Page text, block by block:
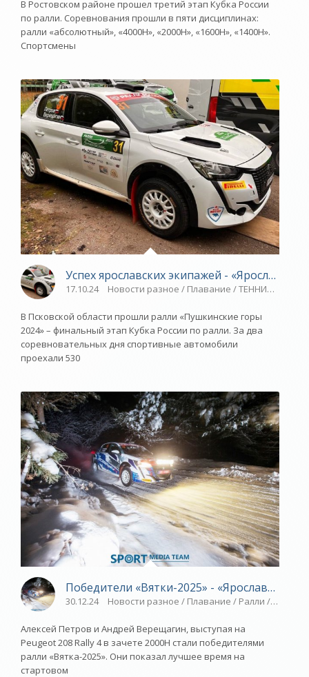
В Ростовском районе прошел третий этап Кубка России
по ралли. Соревнования прошли в пяти дисциплинах:
ралли «абсолютный», «4000Н», «2000Н», «1600Н», «1400Н».
Спортсмены
Успех ярославских экипажей -
17.10.24 Новости разное / Плавание / ТЕННИС /
В Псковской области прошли ралли «Пушкинские горы
2024» – финальный этап Кубка России по ралли. За два
соревновательных дня спортивные автомобили
проехали 530
Победители «Вятки-2025» - «Ярославский
30.12.24 Новости разное / Плавание / Ралли / Спорт
Алексей Петров и Андрей Верещагин, выступая на
Peugeot 208 Rally 4 в зачете 2000Н стали победителями
ралли «Вятка-2025». Они показал лучшее время на
стартовом